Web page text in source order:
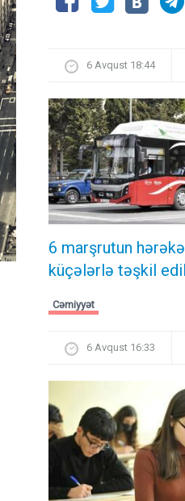
6 Avqust 18:44
6 marşrutun
küçələrlə təşkil
Cəmiyyət
6 Avqust 16:33